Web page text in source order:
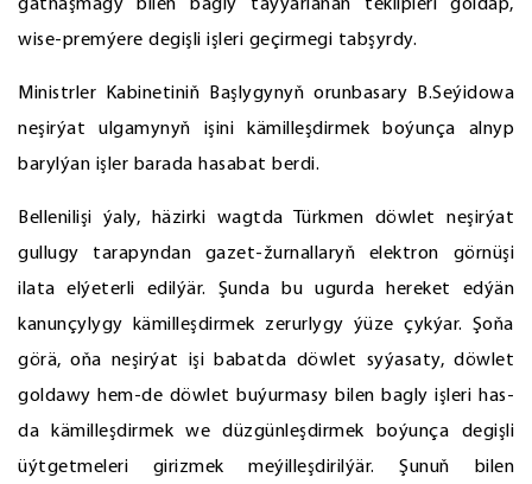
gatnaşmagy bilen bagly taýýarlanan teklipleri goldap,
wise-premýere degişli işleri geçirmegi tabşyrdy.
Ministrler Kabinetiniň Başlygynyň orunbasary B.Seýidowa
neşirýat ulgamynyň işini kämilleşdirmek boýunça alnyp
barylýan işler barada hasabat berdi.
Bellenilişi ýaly, häzirki wagtda Türkmen döwlet neşirýat
gullugy tarapyndan gazet-žurnallaryň elektron görnüşi
ilata elýeterli edilýär. Şunda bu ugurda hereket edýän
kanunçylygy kämilleşdirmek zerurlygy ýüze çykýar. Şoňa
görä, oňa neşirýat işi babatda döwlet syýasaty, döwlet
goldawy hem-de döwlet buýurmasy bilen bagly işleri has-
da kämilleşdirmek we düzgünleşdirmek boýunça degişli
üýtgetmeleri girizmek meýilleşdirilýär. Şunuň bilen